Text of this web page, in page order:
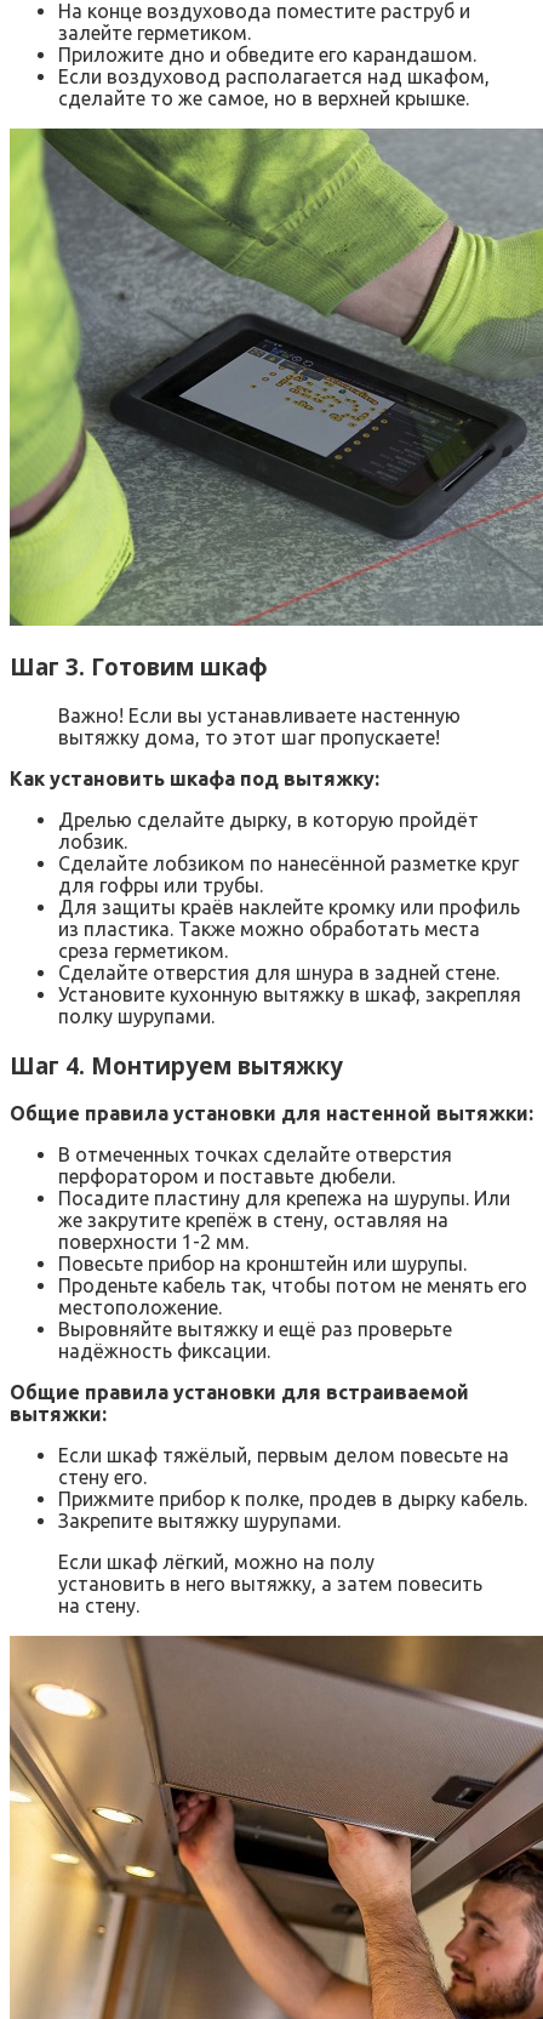
На конце воздуховода поместите раструб и
залейте герметиком.
Приложите дно и обведите его карандашом.
Если воздуховод располагается над шкафом,
сделайте то же самое, но в верхней крышке.
Шаг 3. Готовим шкаф
Важно! Если вы устанавливаете настенную
вытяжку дома, то этот шаг пропускаете!
Как установить шкафа под вытяжку:
Дрелью сделайте дырку, в которую пройдёт
лобзик.
Сделайте лобзиком по нанесённой разметке круг
для гофры или трубы.
Для защиты краёв наклейте кромку или профиль
из пластика. Также можно обработать места
среза герметиком.
Сделайте отверстия для шнура в задней стене.
Установите кухонную вытяжку в шкаф, закрепляя
полку шурупами.
Шаг 4. Монтируем вытяжку
Общие правила установки для настенной вытяжки:
В отмеченных точках сделайте отверстия
перфоратором и поставьте дюбели.
Посадите пластину для крепежа на шурупы. Или
же закрутите крепёж в стену, оставляя на
поверхности 1-2 мм.
Повесьте прибор на кронштейн или шурупы.
Проденьте кабель так, чтобы потом не менять его
местоположение.
Выровняйте вытяжку и ещё раз проверьте
надёжность фиксации.
Общие правила установки для встраиваемой
вытяжки:
Если шкаф тяжёлый, первым делом повесьте на
стену его.
Прижмите прибор к полке, продев в дырку кабель.
Закрепите вытяжку шурупами.
Если шкаф лёгкий, можно на полу
установить в него вытяжку, а затем повесить
на стену.